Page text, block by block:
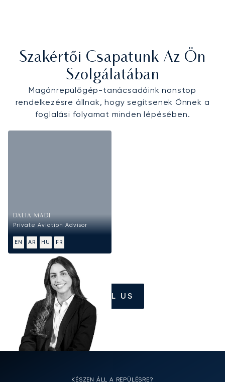
Szakértői Csapatunk Az Ön
Szolgálatában
Magánrepülőgép-tanácsadóink nonstop
rendelkezésre állnak, hogy segítsenek Önnek a
foglalási folyamat minden lépésében.
DALIA MADI
Private Aviation Advisor
EN AR HU FR
CALL US
KÉSZEN ÁLL A REPÜLÉSRE?